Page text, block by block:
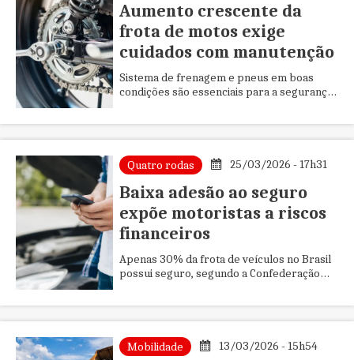
Aumento crescente da
frota de motos exige
cuidados com manutenção
Sistema de frenagem e pneus em boas
condições são essenciais para a segurança
Quatro rodas 25/03/2026 - 17h31
Baixa adesão ao seguro
expõe motoristas a riscos
financeiros
Apenas 30% da frota de veículos no Brasil
possui seguro, segundo a Confederação
Mobilidade 13/03/2026 - 15h54